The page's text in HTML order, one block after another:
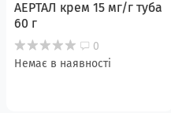
АЕРТАЛ крем 15 мг/г туба
60 г
0
Немає в наявності